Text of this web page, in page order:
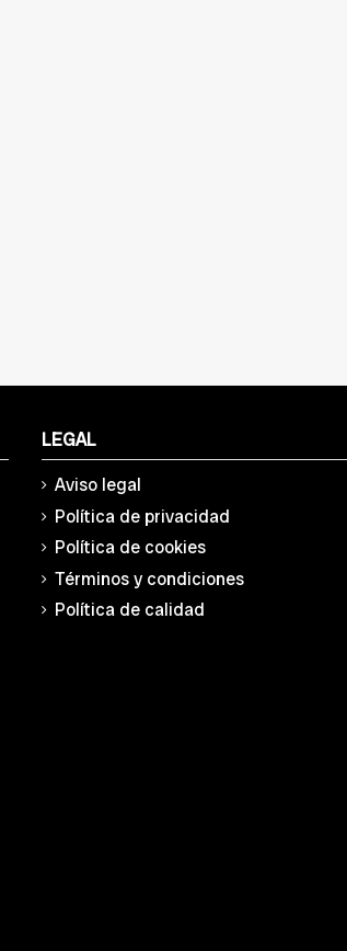
LEGAL
Aviso legal
Política de privacidad
Política de cookies
Términos y condiciones
Política de calidad